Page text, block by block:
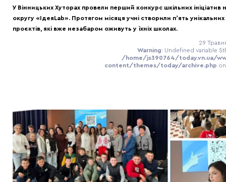
У Вінницьких Хуторах провели перший конкурс шкільних ініціатив
округу «ІдеяLab». Протягом місяця учні створили пʼять унікальних
проєктів, які вже незабаром оживуть у їхніх школах.
29
Warning: Undefined variable
/home/js390764/today.vn.ua/
content/themes/today/archive.php